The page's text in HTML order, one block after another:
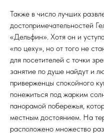
Также в число лучших
достопримечательностей
«Дельфин». Хотя он и
«по цеху», но от того не
для посетителей с точки
занятие по душе найдут и
приверженцы спокойного
понежиться под жарким
панорамой побережья,
местным достоянием. На
расположено множество